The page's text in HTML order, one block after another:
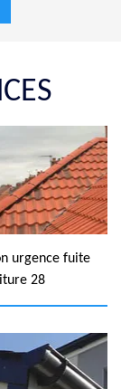
urgence fuite
28